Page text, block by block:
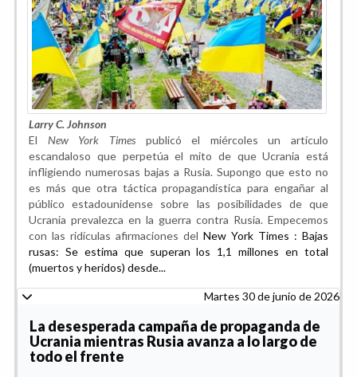
Larry C. Johnson
El New York Timespublicó el miércoles un artículo
escandaloso que perpetúa el mito de que Ucrania está
infligiendo numerosas bajas a Rusia. Supongo que esto no
es más que otra táctica propagandística para engañar al
público estadounidense sobre las posibilidades de que
Ucrania prevalezca en la guerra contra Rusia. Empecemos
con las ridículas afirmaciones del New York Times : Bajas
rusas: Se estima que superan los 1,1 millones en total
(muertos y heridos) desde...
Martes 30 de junio de 2026
La desesperada campaña de propaganda de
Ucrania mientras Rusia avanza a lo largo de
todo el frente